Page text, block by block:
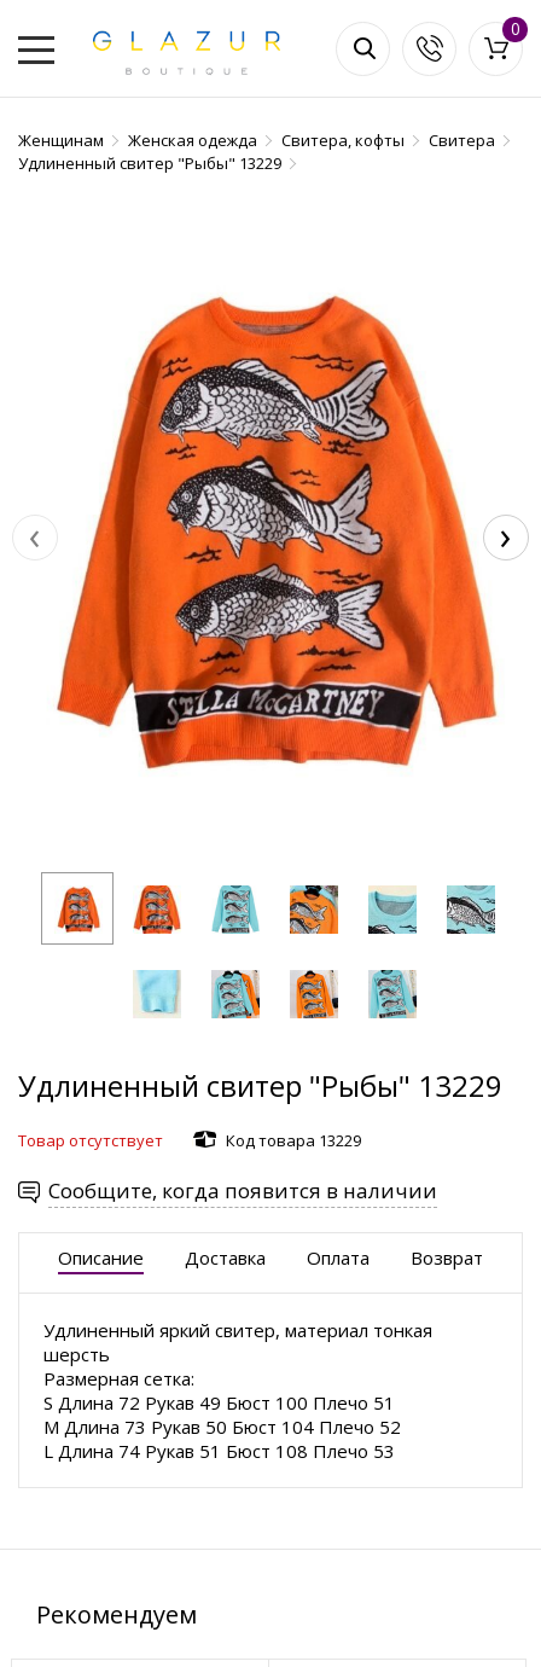
0
Женщинам Женская одежда Свитера, кофты
Свитера
Удлиненный свитер "Рыбы" 13229
‹ ›
Удлиненный свитер "Рыбы" 13229
Товар отсутствует Код товара 13229
Сообщите, когда появится в наличии
Описание Доставка Оплата Возврат
Удлиненный яркий свитер, материал тонкая
шерсть
Размерная сетка:
S Длина 72 Рукав 49 Бюст 100 Плечо 51
M Длина 73 Рукав 50 Бюст 104 Плечо 52
L Длина 74 Рукав 51 Бюст 108 Плечо 53
Рекомендуем